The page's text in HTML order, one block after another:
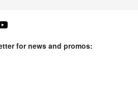
for news and promos: